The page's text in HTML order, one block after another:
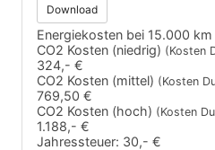
Download
Energiekosten bei 15.000
CO2 Kosten (niedrig) (Kosten
324,- €
CO2 Kosten (mittel) (Kosten
769,50 €
CO2 Kosten (hoch) (Kosten
1.188,- €
Jahressteuer: 30,- €